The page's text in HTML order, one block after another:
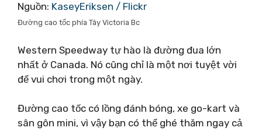
Nguồn: KaseyEriksen / Flickr
Đường cao tốc phía Tây Victoria Bc
Western Speedway tự hào là đường đua lớn
nhất ở Canada. Nó cũng chỉ là một nơi tuyệt vời
để vui chơi trong một ngày.
Đường cao tốc có lồng đánh bóng, xe go-kart và
sân gôn mini, vì vậy bạn có thể ghé thăm ngay cả